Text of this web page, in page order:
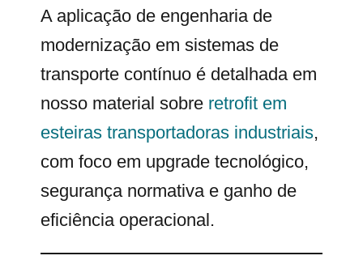
A aplicação de engenharia de
modernização em sistemas de
transporte contínuo é detalhada em
nosso material sobre retrofit em
esteiras transportadoras industriais,
com foco em upgrade tecnológico,
segurança normativa e ganho de
eficiência operacional.